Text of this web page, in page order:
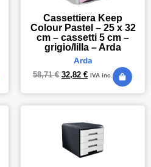
Cassettiera Keep
Colour Pastel – 25 x 32
cm – cassetti 5 cm –
grigio/lilla – Arda
Arda
58,71€ 32,82 € IVA inc.